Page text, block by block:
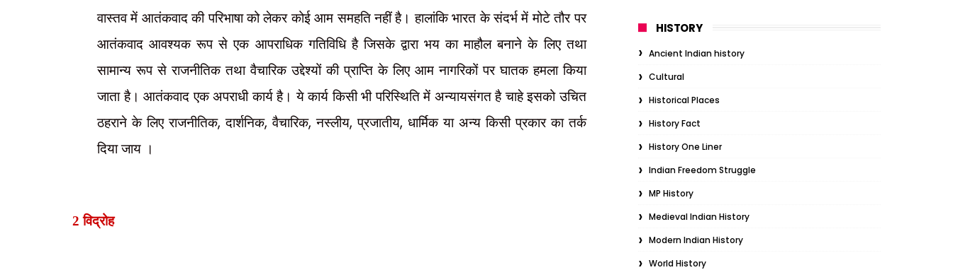
वास्तव में आतंकवाद की परिभाषा को लेकर कोई आम समहति नहीं है। हालांकि भारत के संदर्भ में मोटे तौर पर
आतंकवाद आवश्यक रूप से एक आपराधिक गतिविधि है जिसके द्वारा भय का माहौल बनाने के लिए तथा
सामान्य रूप से राजनीतिक तथा वैचारिक उद्देश्यों की प्राप्ति के लिए आम नागरिकों पर घातक हमला किया
जाता है। आतंकवाद एक अपराधी कार्य है। ये कार्य किसी भी परिस्थिति में अन्यायसंगत है चाहे इसको उचित
ठहराने के लिए राजनीतिक,दार्शनिक,वैचारिक,नस्लीय,प्रजातीय, धार्मिक या अन्य किसी प्रकार का तर्क
दिया जाय ।
2 विद्रोह
HISTORY
Ancient Indian history
Cultural
Historical Places
History Fact
History One Liner
Indian Freedom Struggle
MP History
Medieval Indian History
Modern Indian History
World History